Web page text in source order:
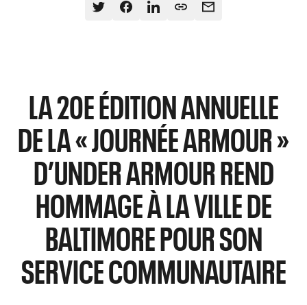
LA 20E ÉDITION ANNUELLE
DE LA « JOURNÉE ARMOUR »
D’UNDER ARMOUR REND
HOMMAGE À LA VILLE DE
BALTIMORE POUR SON
SERVICE COMMUNAUTAIRE